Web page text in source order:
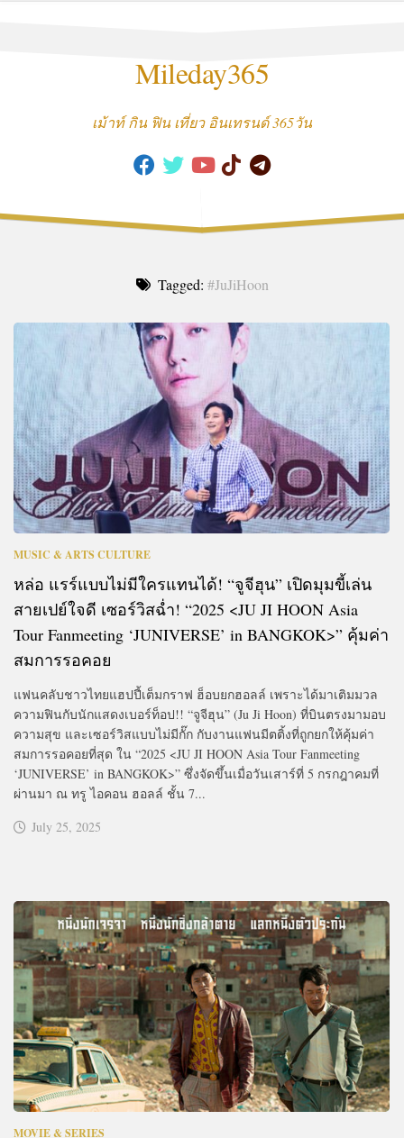
Mileday365
เม้าท์ กิน ฟิน เที่ยว อินเทรนด์ 365วัน
Tagged: #JuJiHoon
MUSIC & ARTS CULTURE
หล่อ แรร์แบบไม่มีใครแทนได้! “จูจีฮุน” เปิดมุมขี้เล่น
สายเปย์ใจดี เซอร์วิสฉ่ำ! “2025 <JU JI HOON Asia
Tour Fanmeeting ‘JUNIVERSE’ in BANGKOK>” คุ้มค่า
สมการรอคอย
แฟนคลับชาวไทยแฮปปี้เต็มกราฟ ฮ็อบยกฮอลล์ เพราะได้มาเติมมวล
ความฟินกับนักแสดงเบอร์ท็อป!! “จูจีฮุน” (Ju Ji Hoon) ที่บินตรงมามอบ
ความสุข และเซอร์วิสแบบไม่มีกั๊ก กับงานแฟนมีตติ้งที่ถูกยกให้คุ้มค่า
สมการรอคอยที่สุด ใน “2025 <JU JI HOON Asia Tour Fanmeeting
‘JUNIVERSE’ in BANGKOK>” ซึ่งจัดขึ้นเมื่อวันเสาร์ที่ 5 กรกฎาคมที่
ผ่านมา ณ ทรู ไอคอน ฮอลล์ ชั้น 7...
July 25, 2025
MOVIE & SERIES